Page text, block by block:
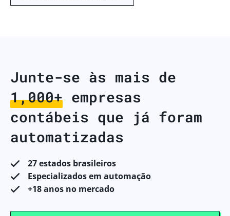
Junte-se às mais de
1,000+ empresas
contábeis que já foram
automatizadas
27 estados brasileiros
Especializados em automação
+18 anos no mercado